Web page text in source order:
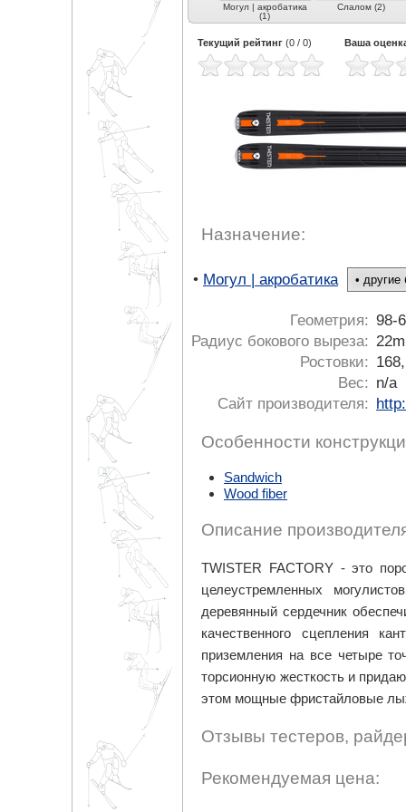
Фристайл (2)
Могул | акробатика
(1)
Слалом (2)
Текущий рейтинг (0 / 0) Ваша
Назначение:
• Могул | акробатика
Геометрия: 98-
Радиус бокового выреза:
Ростовки:
Вес:
n/a
Сайт производителя:
Особенности
Sandwich
Wood fiber
Описание
TWISTER FACTORY - это
целеустремленных
деревянный сердечник
качественного сцепления
приземления на все четыре
торсионную жесткость и
этом мощные фристайловые
Отзывы тестеров,
Рекомендуемая цена: